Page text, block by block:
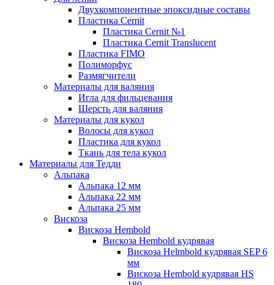
Двухкомпонентные эпоксидные составы
Пластика Cernit
Пластика Cernit №1
Пластика Cernit Translucent
Пластика FIMO
Полиморфус
Размягчители
Материалы для валяния
Игла для фильцевания
Шерсть для валяния
Материалы для кукол
Волосы для кукол
Пластика для кукол
Ткань для тела кукол
Материалы для Тедди
Альпака
Альпака 12 мм
Альпака 22 мм
Альпака 25 мм
Вискоза
Вискоза Hembold
Вискоза Hembold кудрявая
Вискоза Helmbold кудрявая SEP 6
мм
Вискоза Hembold кудрявая HS